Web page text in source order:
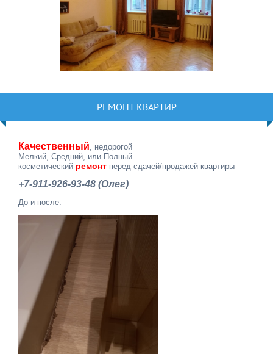
РЕМОНТ КВАРТИР
Качественный , недорогой
Мелкий, Средний, или Полный
косметический ремонт перед сдачей/продажей квартиры
+7-911-926-93-48 (Олег)
До и после: